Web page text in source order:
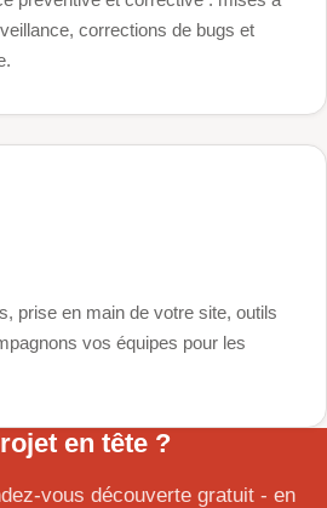
corrections de bugs et
prise en main de votre site, outils
vos équipes pour les
en tête ?
vous découverte gratuit - en